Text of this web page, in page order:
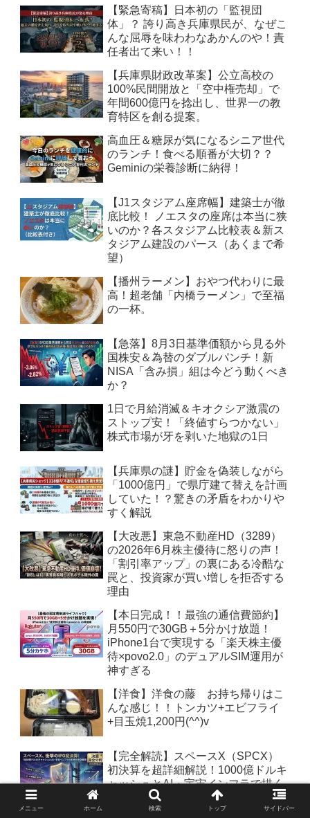
【緊急寄稿】日本初の「監視団
体」？ 誇り高き兵庫県民が、なぜこ
んな屈辱を味わわなあかんのや！責
任者出て来い！！
【兵庫県財政改革案】公立高校の
100%民間開放と「空中権売却」で
年間600億円を捻出し、世界一の教
育特区を創る提案。
高血圧＆糖尿が気になるシニア世代
のランチ！食べる順番が大切？？
Geminiの栄養診断に納得！
【J1スタジアム座席幅】建築士が徹
底比較！ ノエスタの座席は本当に狭
いのか？各スタジアム比較表＆新ス
タジアム建設のパース（あくまで希
望）
【播州ラーメン】おやつ代わりに最
高！超老舗「内橋ラーメン」で至福
の一杯。
【急落】8月3日基準価額から見る外
国株安＆為替のダブルパンチ！新
NISA「含み損」組は今どう動くべき
か？
1日で月給消滅＆キオクシア激震の
ストップ安！「終値すらつかない」
株式市場が牙を剥いた地獄の1日
【兵庫県の謎】貯金を偽装しながら
「1000億円」で県庁建て替えを計画
していた！？驚きの矛盾をわかりや
すく解説
【大改悪】東急不動産HD（3289）
の2026年6月株主優待に怒りの声！
「割引率アップ」の裏にある冷酷な
罠と、投資家が買い増しを拒否する
理由
【本日完成！！最強の通信費節約】
月550円で30GB＋5分かけ放題！
iPhone1台で実現する「楽天株主優
待×povo2.0」のデュアルSIM運用が
神すぎる
【洋食】洋食の藤 お持ち帰りはこ
んな感じ！！トンカツ+エビフライ
+目玉焼1,200円(^^)v
【完全解読】スペースX（SPCX）
初決算を超詳細解説！1000億ドルキ
ャッシュとAI・宇宙インフラで描く
株価の未来
メニュー ホーム 検索 トップ サイドバー